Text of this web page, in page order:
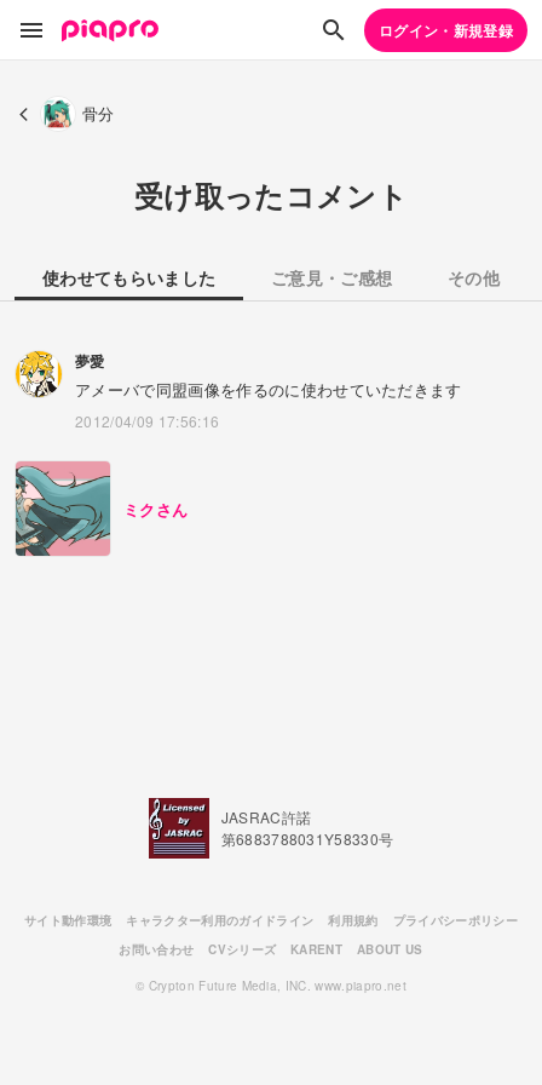
ログイン・新規登録
骨分
受け取ったコメント
使わせてもらいました ご意見・ご感想 その他
夢愛
アメーバで同盟画像を作るのに使わせていただきます
2012/04/09 17:56:16
ミクさん
JASRAC許諾
第6883788031Y58330号
サイト動作環境 キャラクター利用のガイドライン 利用規約
プライバシーポリシー
お問い合わせ
CVシリーズ KARENT ABOUT US
© Crypton Future Media, INC. www.piapro.net